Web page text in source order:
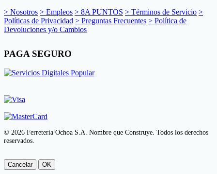
> Nosotros > Empleos > 8A PUNTOS > Términos de Servicio >
Políticas de Privacidad > Preguntas Frecuentes > Política de
Devoluciones y/o Cambios
PAGA SEGURO
© 2026 Ferretería Ochoa S.A. Nombre que Construye. Todos los derechos
reservados.
Cancelar OK